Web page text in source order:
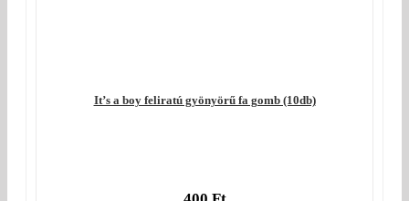
It’s a boy feliratú gyönyörű fa gomb (10db)